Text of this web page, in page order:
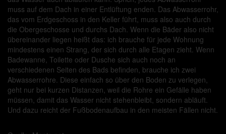
muss auf dem Dach in einer Entlüftung enden. Das Abwasserrohr,
das vom Erdgeschoss in den Keller führt, muss also auch durch
die Obergeschosse und durchs Dach. Wenn die Bäder also nicht
übereinander liegen heißt das: ich brauche für jede Wohnung
mindestens einen Strang, der sich durch alle Etagen zieht. Wenn
Badewanne, Toilette oder Dusche sich auch noch an
verschiedenen Seiten des Bads befinden, brauche ich zwei
Abwasserrohre. Diese einfach so über den Boden zu verlegen,
geht nur bei kurzen Distanzen, weil die Rohre ein Gefälle haben
müssen, damit das Wasser nicht stehenbleibt, sondern abläuft.
Und dazu reicht der Fußbodenaufbau in den meisten Fällen nicht.